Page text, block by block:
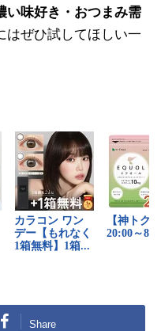
い味好き・おつまみ需
はぜひ試してほしい一
Share